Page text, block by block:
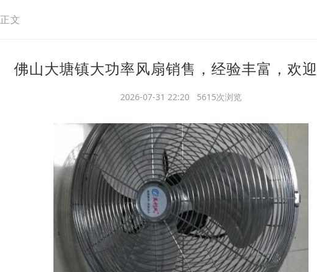
正文
佛山大塘镇大功率风扇销售，经验丰富，欢
2026-07-31 22:20 5615次浏览